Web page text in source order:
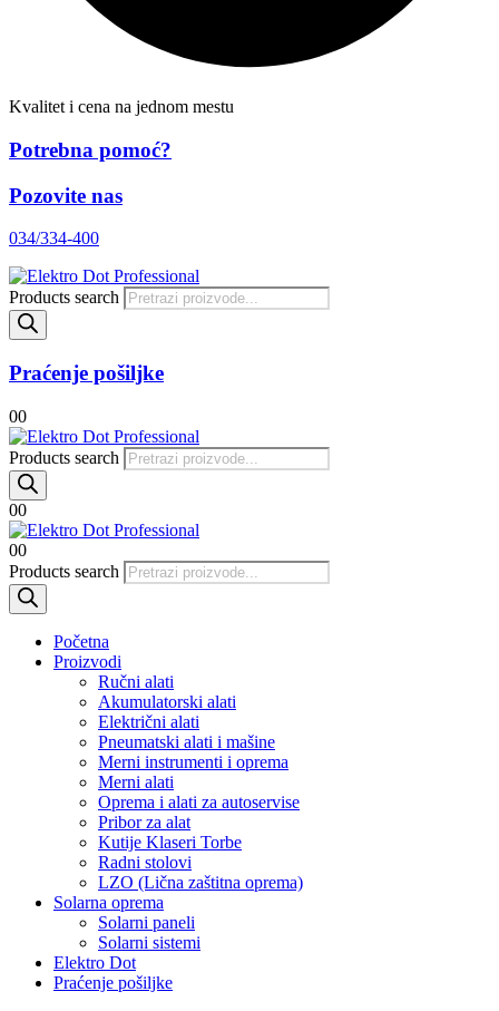
Kvalitet i cena na jednom mestu
Potrebna pomoć?
Pozovite nas
034/334-400
Products search
Praćenje pošiljke
00
Products search
00
00
Products search
Početna
Proizvodi
Ručni alati
Akumulatorski alati
Električni alati
Pneumatski alati i mašine
Merni instrumenti i oprema
Merni alati
Oprema i alati za autoservise
Pribor za alat
Kutije Klaseri Torbe
Radni stolovi
LZO (Lična zaštitna oprema)
Solarna oprema
Solarni paneli
Solarni sistemi
Elektro Dot
Praćenje pošiljke